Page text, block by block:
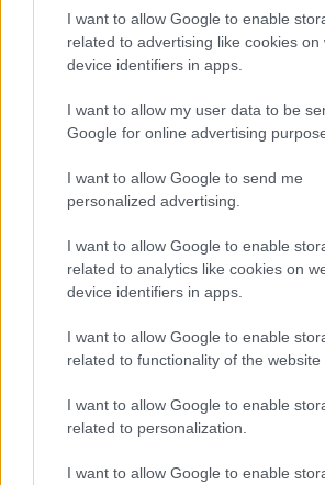
I want to allow Google to enable
related to advertising like cookies on
device identifiers in apps.
I want to allow my user data to be
Google for online advertising
I want to allow Google to send me
personalized advertising.
I want to allow Google to enable
related to analytics like cookies on
device identifiers in apps.
I want to allow Google to enable
related to functionality of the website
I want to allow Google to enable
related to personalization.
I want to allow Google to enable
芝麻菜能为你的菜肴增添一丝辛辣风
到各种菜肴中，让你的餐桌更加丰富
用不同的方法在烹饪中享用芝麻菜。
先从沙拉开始，芝麻菜可以作为沙拉
其他绿叶蔬菜混合。把它加到三明治
脆的口感和浓郁的风味。试试在意大
菜、小番茄和烤鸡，做成一道营养美
为了更好地发挥芝麻菜的健康益处，
素C的食物。柑橘类水果、甜椒或番茄
能帮助身体更好地吸收铁。这个小技
将芝麻菜加入冰沙中，即可制成一杯
养。将芝麻菜加入日常饮食既简单又
现新的风味。